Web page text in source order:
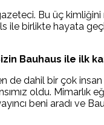
Bu üç
ile birlikte hayata
Bauhaus ile ilk
de dahil bir çok
oldu.
beni aradı ve